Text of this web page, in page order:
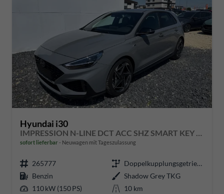
Hyundai i30
IMPRESSION N-LINE DCT ACC SHZ SMART KEY BSD MEMORY
sofort lieferbar Neuwagen mit Tageszulassung
265777
Doppelkupplungsgetriebe (DSG)
Benzin
Shadow Grey TKG
110 kW (150 PS)
10 km